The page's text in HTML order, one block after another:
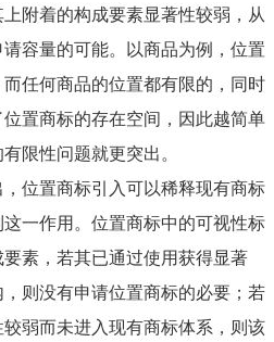
附着的构成要素显著性较弱，从
容量的可能。以商品为例，位置
任何商品的位置都有限的，同时
置商标的存在空间，因此越简单
限性问题就更突出。
置商标引入可以稀释现有商标
这一作用。位置商标中的可视性标
素，若其已通过使用获得显著
则没有申请位置商标的必要；若
弱而未进入现有商标体系，则该